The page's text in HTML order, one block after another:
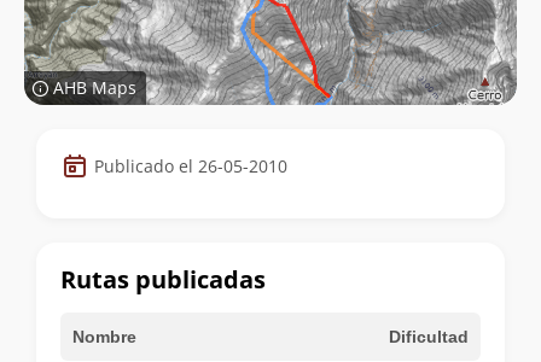
AHB Maps
Datos
de
cumbre
Publicado el 26-05-2010
Rutas publicadas
Nombre Dificultad